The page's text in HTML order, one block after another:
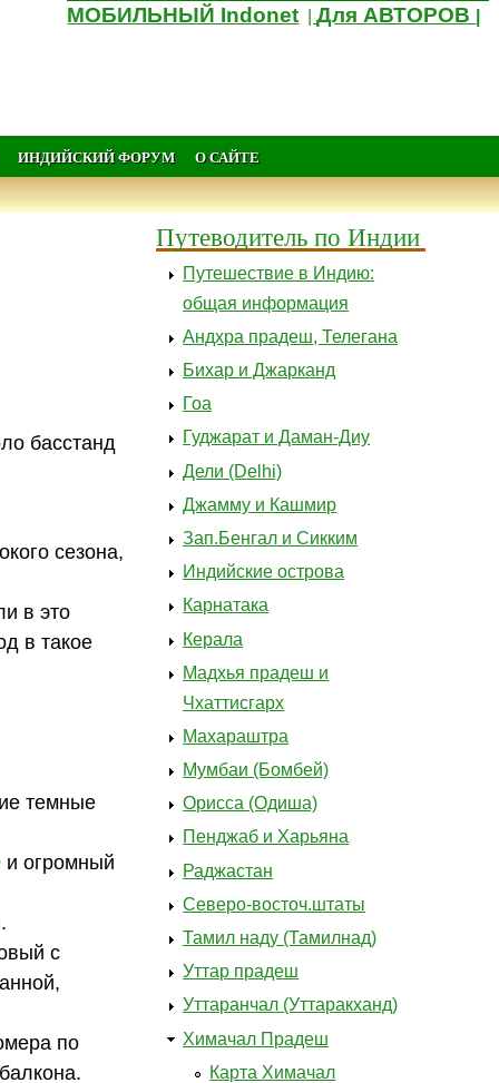
МОБИЛЬНЫЙ Indonet |Для АВТОРОВ
ИНДИЙСКИЙ ФОРУМ О САЙТЕ
басстанд
сезона,
в это
в такое
темные
и огромный
с
по
Путеводитель по Индии
Путешествие в Индию:
общая информация
Андхра прадеш, Телегана
Бихар и Джарканд
Гоа
Гуджарат и Даман-Диу
Дели (Delhi)
Джамму и Кашмир
Зап.Бенгал и Сикким
Индийские острова
Карнатака
Керала
Мадхья прадеш и
Чхаттисгарх
Махараштра
Мумбаи (Бомбей)
Орисса (Одиша)
Пенджаб и Харьяна
Раджастан
Северо-восточ.штаты
Тамил наду (Тамилнад)
Уттар прадеш
Уттаранчал (Уттаракханд)
Химачал Прадеш
Карта Химачал